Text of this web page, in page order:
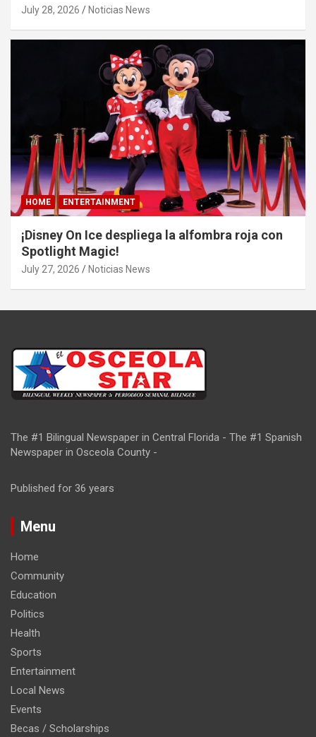
July 28, 2026 Noticias News
HOME ENTERTAINMENT
¡Disney On Ice despliega la alfombra roja con
Spotlight Magic!
July 27, 2026 Noticias News
The #1 Bilingual Newspaper in Central Florida - The #1 Spanish
Newspaper in Osceola County -
Published for 36 years
Menu
Home
Community
Education
Politics
Health
Sports
Entertainment
Local News
Events
Becas / Scholarships